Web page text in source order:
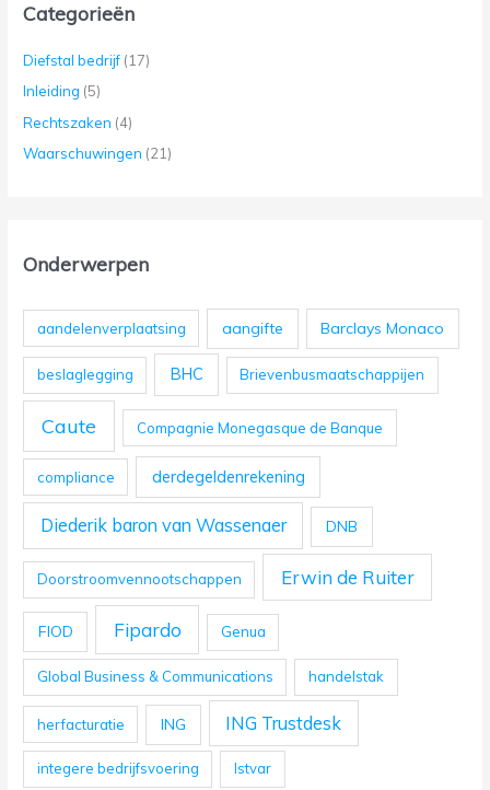
Categorieën
Diefstal bedrijf (17)
Inleiding (5)
Rechtszaken (4)
Waarschuwingen (21)
Onderwerpen
aandelenverplaatsing aangifte Barclays Monaco
beslaglegging BHC Brievenbusmaatschappijen
Caute Compagnie Monegasque de Banque
compliance derdegeldenrekening
Diederik baron van Wassenaer DNB
Doorstroomvennootschappen Erwin de Ruiter
FIOD Fipardo Genua
Global Business & Communications handelstak
herfacturatie ING ING Trustdesk
integere bedrijfsvoering Istvar